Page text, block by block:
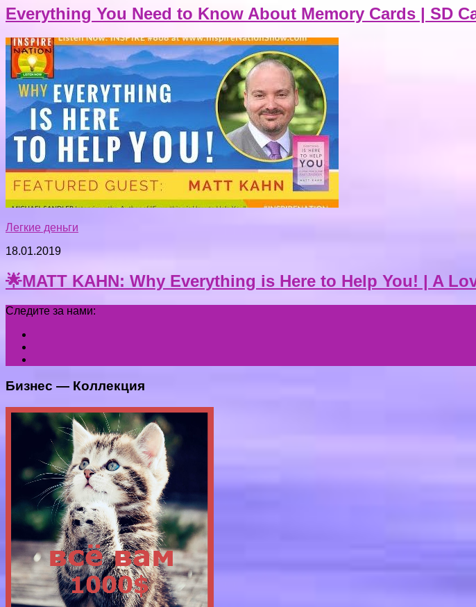
Everything You Need to Know About Memory Cards | SD Card
Легкие деньги
18.01.2019
🌟MATT KAHN: Why Everything is Here to Help You! | A
Следите за нами:
Бизнес — Коллекция